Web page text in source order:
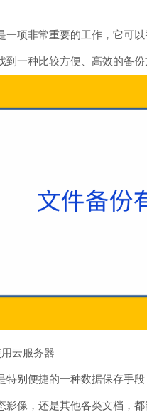
一项非常重要的工作，它可
到一种比较方便、高效的备
云服务器
特别便捷的一种数据保存手
影像，还是其他各类文档，